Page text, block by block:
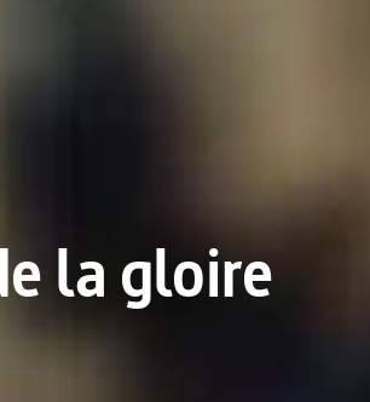
la gloire